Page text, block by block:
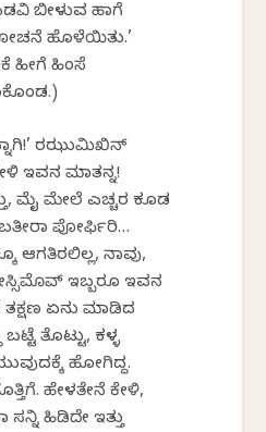
ಬೀಳುವ ಹಾಗೆ
ಹೊಳೆಯಿತು.’
ಹೀಗೆ ಹಿಂಸೆ
ರಝುಮಿಖಿನ್
ಇವನ ಮಾತನ್ನ!
ಮೈ ಮೇಲೆ ಎಚ್ಚರ ಕೂಡ
ಪೋರ್ಫಿರಿ…
ಆಗತಿರಲಿಲ್ಲ, ನಾವು,
ಇಬ್ಬರೂ ಇವನ
ಏನು ಮಾಡಿದ
ತೊಟ್ಟು, ಕಳ್ಳ
ಹೋಗಿದ್ದ.
ಹೇಳತೇನೆ ಕೇಳಿ,
ಸನ್ನಿ ಹಿಡಿದೇ ಇತ್ತು